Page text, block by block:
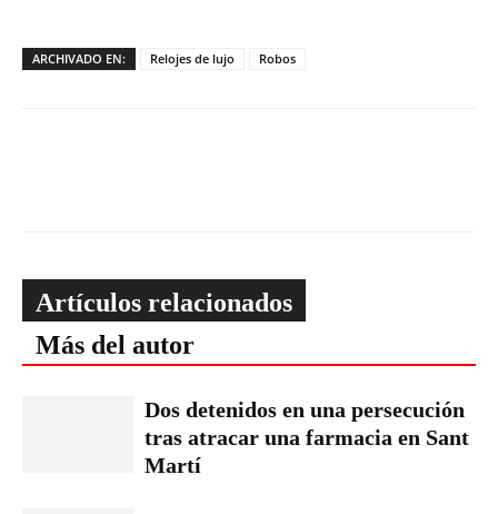
ARCHIVADO EN: Relojes de lujo Robos
Artículos relacionados
Más del autor
Dos detenidos en una persecución
tras atracar una farmacia en Sant
Martí